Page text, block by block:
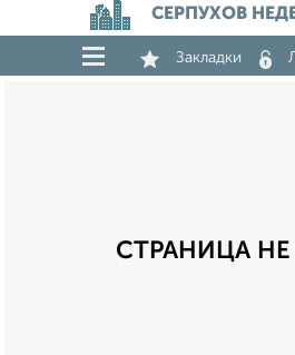
СЕРПУХОВ
Закладки
СТРАНИЦА